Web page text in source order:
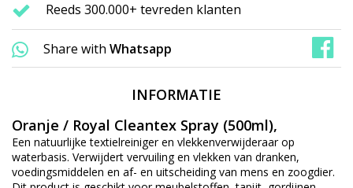
Reeds 300.000+ tevreden klanten
Share with Whatsapp
INFORMATIE
Oranje / Royal Cleantex Spray (500ml),
Een natuurlijke textielreiniger en vlekkenverwijderaar op
waterbasis. Verwijdert vervuiling en vlekken van dranken,
voedingsmiddelen en af- en uitscheiding van mens en zoogdier.